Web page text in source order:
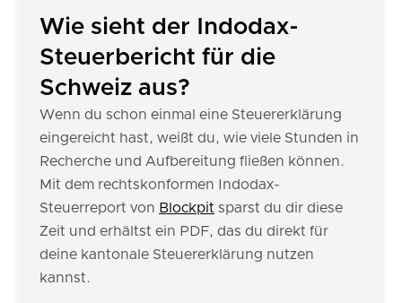
Wie sieht der Indodax-
Steuerbericht für die
Schweiz aus?
Wenn du schon einmal eine Steuererklärung
eingereicht hast, weißt du, wie viele Stunden in
Recherche und Aufbereitung fließen können.
Mit dem rechtskonformen Indodax-
Steuerreport von Blockpit sparst du dir diese
Zeit und erhältst ein PDF, das du direkt für
deine kantonale Steuererklärung nutzen
kannst.